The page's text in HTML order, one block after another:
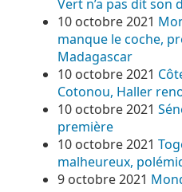
Vert n’a pas dit son
10 octobre 2021
manque le coche,
Madagascar
10 octobre 2021
Cotonou, Haller
10 octobre 2021
première
10 octobre 2021
malheureux,
9 octobre 2021